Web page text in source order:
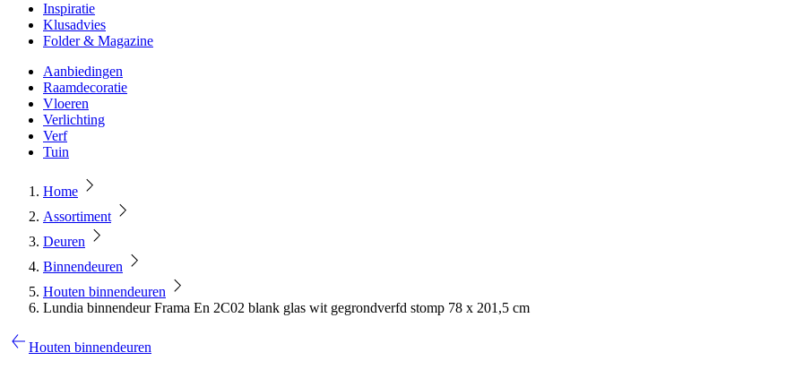
Inspiratie
Klusadvies
Folder & Magazine
Aanbiedingen
Raamdecoratie
Vloeren
Verlichting
Verf
Tuin
Home
Assortiment
Deuren
Binnendeuren
Houten binnendeuren
Lundia binnendeur Frama En 2C02 blank glas wit gegrondverfd stomp 78 x 201,5 cm
Houten binnendeuren